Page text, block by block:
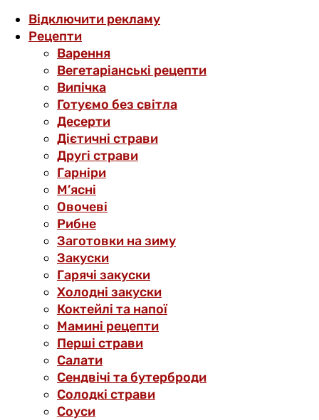
Відключити рекламу
Рецепти
Варення
Вегетаріанські рецепти
Випічка
Готуємо без світла
Десерти
Дієтичні страви
Другі страви
Гарніри
М’ясні
Овочеві
Рибне
Заготовки на зиму
Закуски
Гарячі закуски
Холодні закуски
Коктейлі та напої
Мамині рецепти
Перші страви
Салати
Сендвічі та бутерброди
Солодкі страви
Соуси